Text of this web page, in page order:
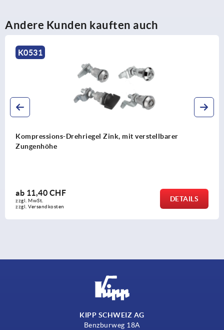
Andere Kunden kauften auch
Drehriegel Edelstahl 1.4401 mit
ab
zzgl. Versandkosten
KIPP SCHWEIZ AG
Benzburweg 18A